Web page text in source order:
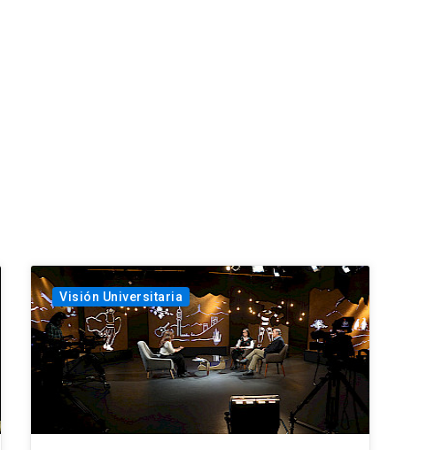
Visión Universitaria